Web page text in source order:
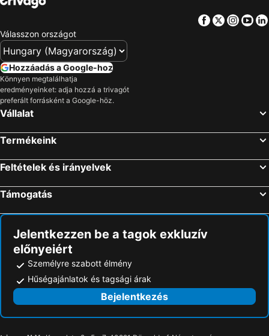
Szállás Garda-tó
Szállás Ipsos
Szállás Kato Korakiana
Szállás Agios Stefanos
Szállás Nissaki
Szállás Boukari
Szállás Arillas
Szállás Agios Stefanos Avlioton
Szállás Agios Mathaios
Szállás Ermones
Szállás Tsaki
Szállás Karousades
Szállás Vatos
Szállás Gastouri
Facebook
Twitter
Válasszon országot
Hozzáadás a Google-hoz
Könnyen megtalálhatja
eredményeinket: adja hozzá a trivagót
preferált forrásként a Google-höz.
Vállalat
Termékeink
Feltételek és irányelvek
Támogatás
Jelentkezzen be a tagok exkluzív
előnyeiért
Személyre szabott élmény
Hűségajánlatok és tagsági árak
Bejelentkezés